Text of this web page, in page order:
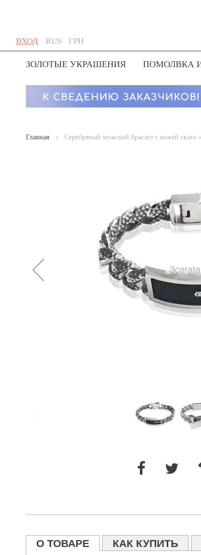
ВХОД
Skip
to
Content
Язык
RUS Валюта
ГРН
ЗОЛОТЫЕ УКРАШЕНИЯ ПОМОЛВКА
Главная Серебряный мужской браслет с кожей ската
О ТОВАРЕ КАК КУПИТЬ